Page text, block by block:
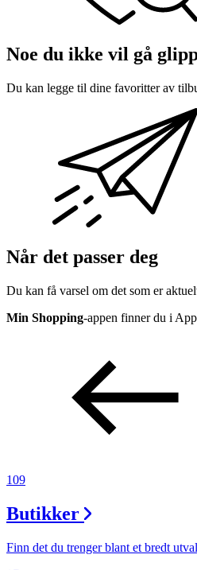
Noe du ikke vil gå
Du kan legge til dine favoritter av
Når det passer deg
Du kan få varsel om det som er
Min Shopping-appen finner du i
109
Butikker
Finn det du trenger blant et bredt